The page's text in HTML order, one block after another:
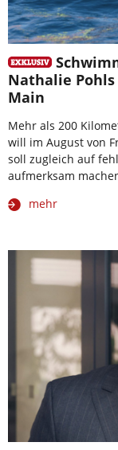
Nathalie Pohls
Main
Mehr als 200
will im August von
soll zugleich auf
aufmerksam
mehr